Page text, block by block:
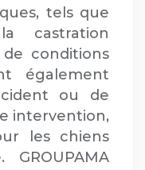
tels que
castration
conditions
également
ou de
intervention,
les chiens